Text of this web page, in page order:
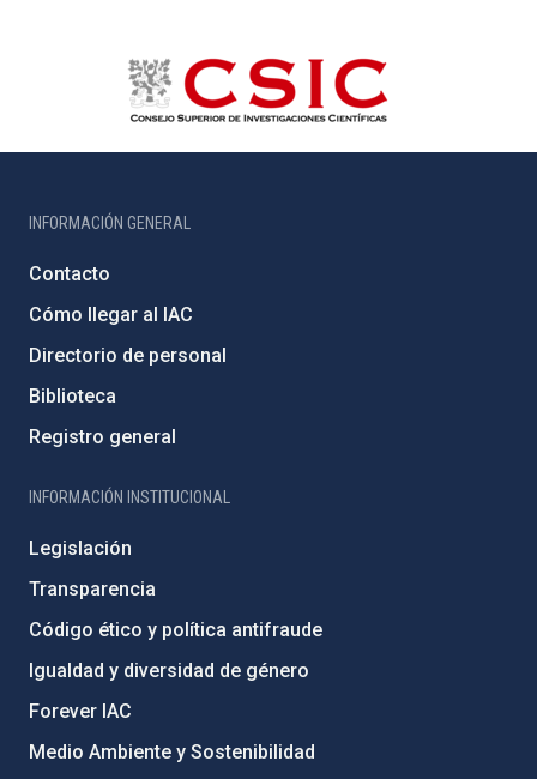
INFORMACIÓN GENERAL
Contacto
Cómo llegar al IAC
Directorio de personal
Biblioteca
Registro general
INFORMACIÓN INSTITUCIONAL
Legislación
Transparencia
Código ético y política antifraude
Igualdad y diversidad de género
Forever IAC
Medio Ambiente y Sostenibilidad